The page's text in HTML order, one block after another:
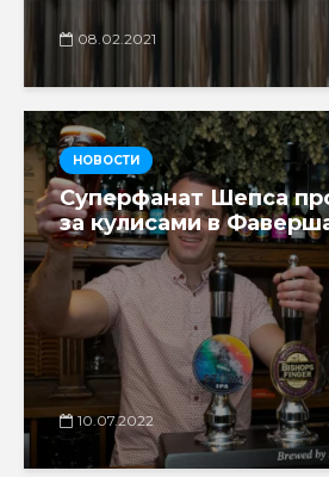
08.02.2021
НОВОСТИ
Суперфанат Шепса
за кулисами в
10.07.2022